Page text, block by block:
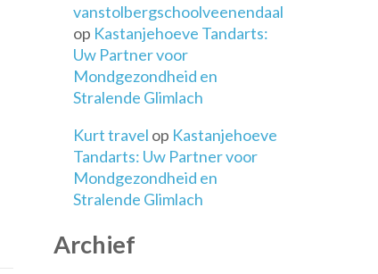
vanstolbergschoolveenendaal
op Kastanjehoeve Tandarts:
Uw Partner voor
Mondgezondheid en
Stralende Glimlach
Kurt travel op Kastanjehoeve
Tandarts: Uw Partner voor
Mondgezondheid en
Stralende Glimlach
Archief